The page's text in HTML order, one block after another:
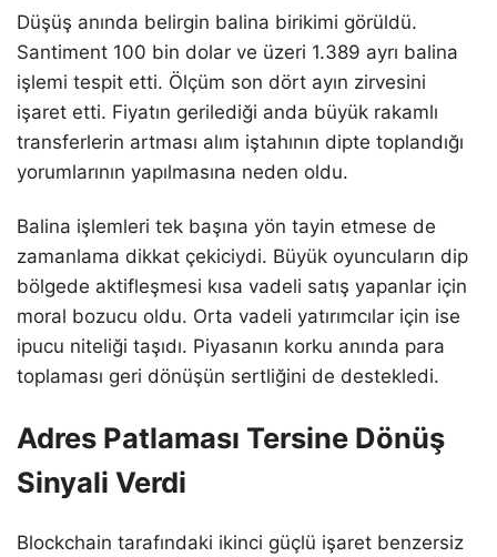
Düşüş anında belirgin balina birikimi görüldü.
Santiment 100 bin dolar ve üzeri 1.389 ayrı balina
işlemi tespit etti. Ölçüm son dört ayın zirvesini
işaret etti. Fiyatın gerilediği anda büyük rakamlı
transferlerin artması alım iştahının dipte toplandığı
yorumlarının yapılmasına neden oldu.
Balina işlemleri tek başına yön tayin etmese de
zamanlama dikkat çekiciydi. Büyük oyuncuların dip
bölgede aktifleşmesi kısa vadeli satış yapanlar için
moral bozucu oldu. Orta vadeli yatırımcılar için ise
ipucu niteliği taşıdı. Piyasanın korku anında para
toplaması geri dönüşün sertliğini de destekledi.
Adres Patlaması Tersine Dönüş
Sinyali Verdi
Blockchain tarafındaki ikinci güçlü işaret benzersiz